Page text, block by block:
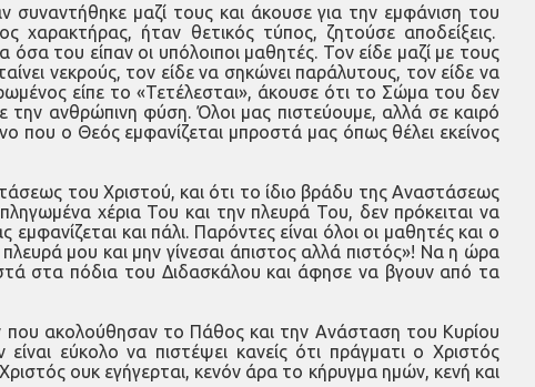
μαζί τους και άκουσε για την εμφάνιση του
ήταν θετικός τύπος, ζητούσε αποδείξεις.
του είπαν οι υπόλοιποι μαθητές. Τον είδε μαζί με τους
νεκρούς, τον είδε να σηκώνει παράλυτους, τον είδε να
είπε το «Τετέλεσται», άκουσε ότι το Σώμα του δεν
την ανθρώπινη φύση. Όλοι μας πιστεύουμε, αλλά σε καιρό
που ο Θεός εμφανίζεται μπροστά μας όπως θέλει εκείνος
του Χριστού, και ότι το ίδιο βράδυ της Αναστάσεως
χέρια Του και την πλευρά Του, δεν πρόκειται να
και πάλι. Παρόντες είναι όλοι οι μαθητές και ο
μου και μην γίνεσαι άπιστος αλλά πιστός»! Να η ώρα
στα πόδια του Διδασκάλου και άφησε να βγουν από τα
ακολούθησαν το Πάθος και την Ανάσταση του Κυρίου
εύκολο να πιστέψει κανείς ότι πράγματι ο Χριστός
ουκ εγήγερται, κενόν άρα το κήρυγμα ημών, κενή και